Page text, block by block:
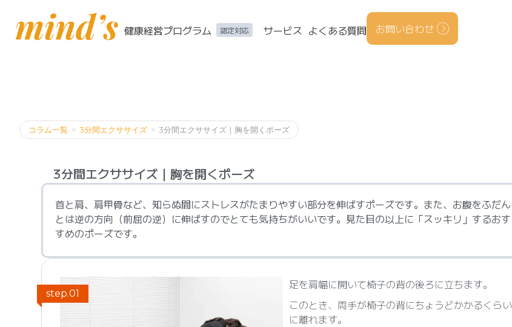
健康経営プログラム 認定対応 サービス よくある質問 お問い合わせ
コラム一覧 > 3分間エクササイズ > 3分間エクササイズ｜胸を開くポーズ
3分間エクササイズ｜胸を開くポーズ
首と肩、肩甲骨など、知らぬ間にストレスがたまりやすい部分を伸ばすポーズです。また、お腹をふだん
とは逆の方向（前屈の逆）に伸ばすのでとても気持ちがいいです。見た目の以上に「スッキリ」するおす
すめのポーズです。
step.01
足を肩幅に開いて椅子の背の後ろに立ちます。
このとき、両手が椅子の背にちょうどかかるくらい
に離れます。